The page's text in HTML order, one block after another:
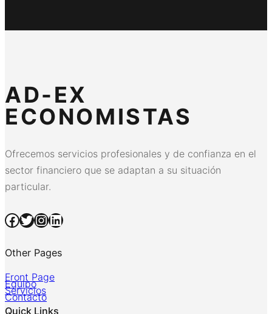
AD-EX
ECONOMISTAS
Ofrecemos servicios profesionales y de confianza en el
sector financiero que se adaptan a su situación
particular.
Facebook Twitter InstagramLinkedIn
Other Pages
Front Page
Equipo
Servicios
Contacto
Quick Links